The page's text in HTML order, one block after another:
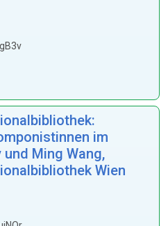
im
Ming Wang,
Wien